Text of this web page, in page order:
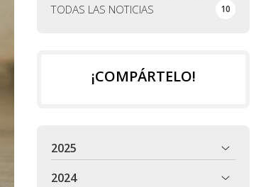
TODAS LAS NOTICIAS 10
¡COMPÁRTELO!
2025
2024